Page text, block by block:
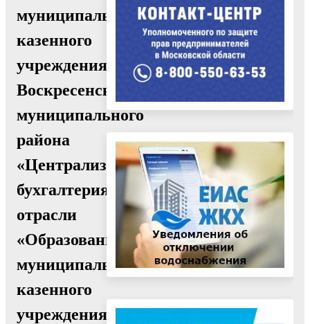
муниципального
казенного
учреждения
Воскресенского
муниципального
района
«Централизованная
бухгалтерия
отрасли
«Образование»,
муниципального
казенного
учреждения